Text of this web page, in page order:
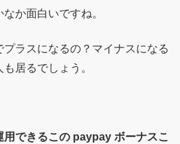
か面白いですね。
ラスになるの？マイナスになる
居るでしょう。
用できるこの paypay ボーナスこ